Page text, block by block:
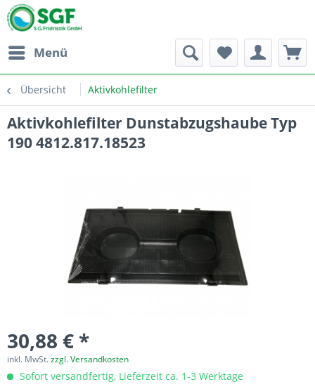
Menü
Übersicht Aktivkohlefilter
Aktivkohlefilter Dunstabzugshaube Typ
190 4812.817.18523
30,88 € *
inkl. MwSt.zzgl. Versandkosten
Sofort versandfertig, Lieferzeit ca. 1-3 Werktage